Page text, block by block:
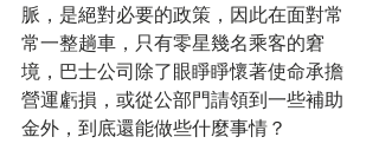
脈，是絕對必要的政策，因此在面對常
常一整趟車，只有零星幾名乘客的窘
境，巴士公司除了眼睜睜懷著使命承擔
營運虧損，或從公部門請領到一些補助
金外，到底還能做些什麼事情？